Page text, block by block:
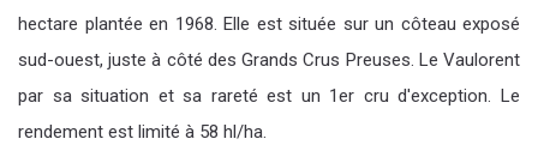
hectare plantée en 1968. Elle est située sur un côteau exposé
sud-ouest, juste à côté des Grands Crus Preuses. Le Vaulorent
par sa situation et sa rareté est un 1er cru d'exception. Le
rendement est limité à 58 hl/ha.